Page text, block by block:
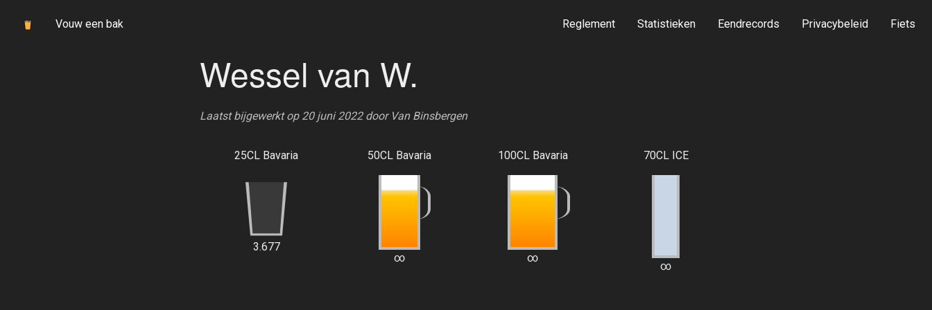
Vouw een bak Reglement Statistieken Eendrecords Privacybeleid Fiets
Wessel van W.
Laatst bijgewerkt op 20 juni 2022 door Van Binsbergen
25CL Bavaria
3.677
50CL Bavaria
∞
100CL Bavaria
∞
70CL ICE
∞